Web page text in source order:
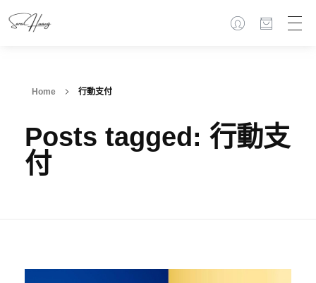
Home 行動支付
Posts tagged: 行動支
付